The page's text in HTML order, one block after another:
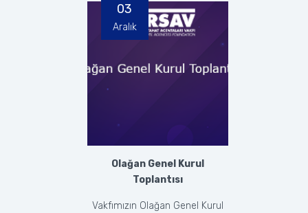
Olağan Genel Kurul
Toplantısı
Vakfımızın Olağan Genel Kurul
03
Aralık